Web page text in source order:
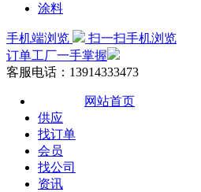
涂料
手机端浏览
扫一扫手机浏览
订单工厂一手掌握
客服电话：13914333473
网站首页
供应
找订单
会员
找公司
资讯